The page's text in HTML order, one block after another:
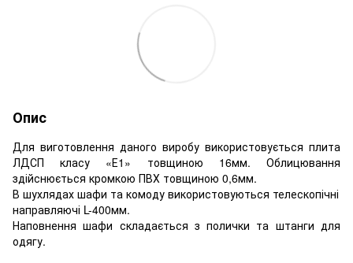
Опис
Для виготовлення даного виробу використовується плита
ЛДСП класу «Е1» товщиною 16мм. Облицювання
здійснюється кромкою ПВХ товщиною 0,6мм.
В шухлядах шафи та комоду використовуються телескопічні
направляючі L-400мм.
Наповнення шафи складається з полички та штанги для
одягу.